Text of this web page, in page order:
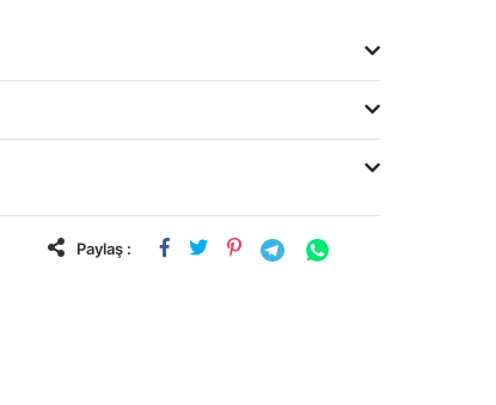
Paylaş :